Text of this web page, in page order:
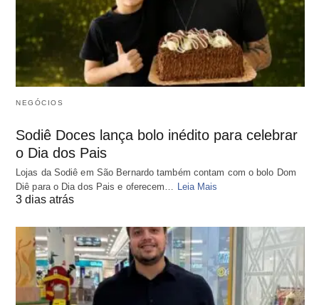
NEGÓCIOS
Sodiê Doces lança bolo inédito para celebrar
o Dia dos Pais
Lojas da Sodiê em São Bernardo também contam com o bolo Dom
Diê para o Dia dos Pais e oferecem… Leia Mais
3 dias atrás